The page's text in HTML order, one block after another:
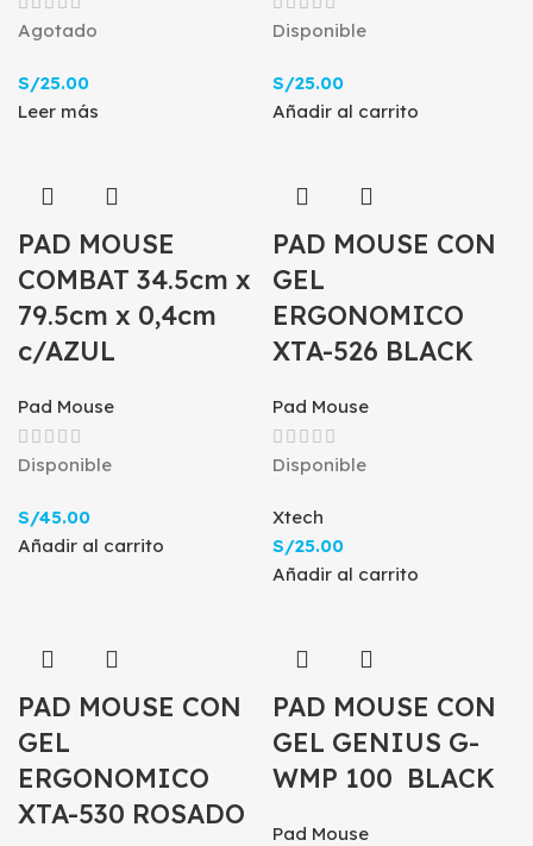
Agotado
S/25.00
Leer más
Disponible
S/25.00
Añadir al carrito
PAD MOUSE
COMBAT 34.5cm x
79.5cm x 0,4cm
c/AZUL
Pad Mouse
Disponible
S/45.00
Añadir al carrito
PAD MOUSE CON
GEL
ERGONOMICO
XTA-526 BLACK
Pad Mouse
Disponible
Xtech
S/25.00
Añadir al carrito
PAD MOUSE CON
GEL
ERGONOMICO
XTA-530 ROSADO
PAD MOUSE CON
GEL GENIUS G-
WMP 100 BLACK
Pad Mouse